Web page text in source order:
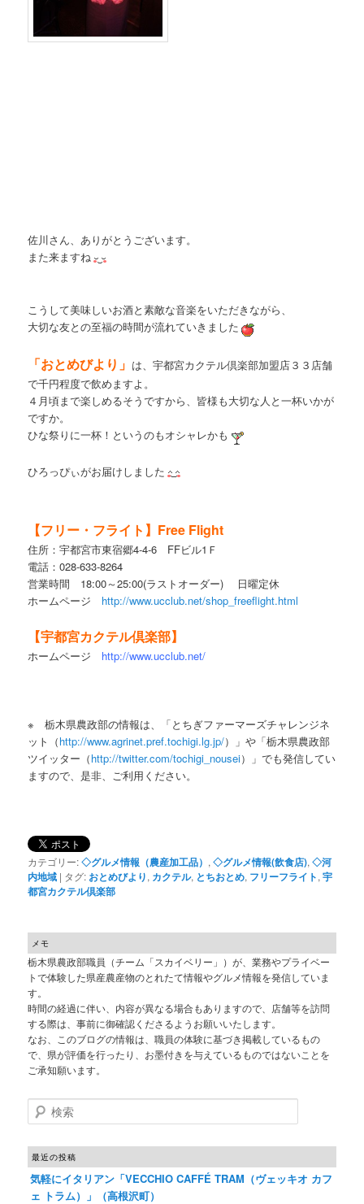
佐川さん、ありがとうございます。
また来ますね
こうして美味しいお酒と素敵な音楽をいただきながら、
大切な友との至福の時間が流れていきました
「おとめびより」 は、宇都宮カクテル倶楽部加盟店３３店舗
で千円程度で飲めますよ。
４月頃まで楽しめるそうですから、皆様も大切な人と一杯いかが
ですか。
ひな祭りに一杯！というのもオシャレかも
ひろっぴぃがお届けしました
【フリー・フライト】Free Flight
住所：宇都宮市東宿郷4-4-6 FFビル1Ｆ
電話：028-633-8264
営業時間 18:00～25:00(ラストオーダー) 日曜定休
ホームページ http://www.ucclub.net/shop_freeflight.html
【宇都宮カクテル倶楽部】
ホームページ http://www.ucclub.net/
※ 栃木県農政部の情報は、「とちぎファーマーズチャレンジネ
ット（http://www.agrinet.pref.tochigi.lg.jp/）」や「栃木県農政部
ツイッター（http://twitter.com/tochigi_nousei）」でも発信してい
ますので、是非、ご利用ください。
カテゴリー:◇グルメ情報（農産加工品） ,◇グルメ情報(飲食店),◇河
内地域 | タグ: おとめびより, カクテル, とちおとめ, フリーフライト,宇
都宮カクテル倶楽部
メモ
栃木県農政部職員（チーム「スカイベリー」）が、業務やプライベー
トで体験した県産農産物のとれたて情報やグルメ情報を発信していま
す。
時間の経過に伴い、内容が異なる場合もありますので、店舗等を訪問
する際は、事前に御確認くださるようお願いいたします。
なお、このブログの情報は、職員の体験に基づき掲載しているもの
で、県が評価を行ったり、お墨付きを与えているものではないことを
ご承知願います。
検索
最近の投稿
気軽にイタリアン「VECCHIO CAFFÉ TRAM（ヴェッキオ カフ
ェ トラム）」（高根沢町）